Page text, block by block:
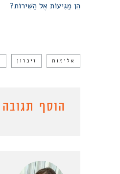
הֵן מַגִּיעוֹת אֶל הַשִּׁירוֹת?
אלימות זיכרון
הוסף תגובה